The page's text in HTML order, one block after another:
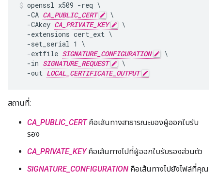
openssl x509 -req \
  -CA
CA_PUBLIC_CERT
\
  -CAkey
CA_PRIVATE_KEY
\
  -extensions cert_ext \
  -set_serial 1 \
  -extfile
SIGNATURE_CONFIGURATION
\
  -in
SIGNATURE_REQUEST
\
  -out
LOCAL_CERTIFICATE_OUTPUT
สถานที่:
CA_PUBLIC_CERTคือเส้นทางสาธารณะของผู้ออกใบรับ
รอง
CA_PRIVATE_KEYคือเส้นทางไปที่ผู้ออกใบรับรองส่วนตัว
SIGNATURE_CONFIGURATION คือเส้นทางไปยังไฟล์ที่คุณ